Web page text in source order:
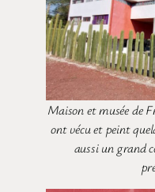
Maison et musée de
ont vécu et peint
aussi un grand